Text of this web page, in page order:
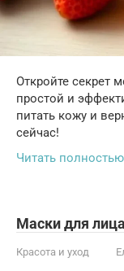
Откройте секрет
простой и
питать кожу и
сейчас!
Читать полностью
Маски для
Красота и уход